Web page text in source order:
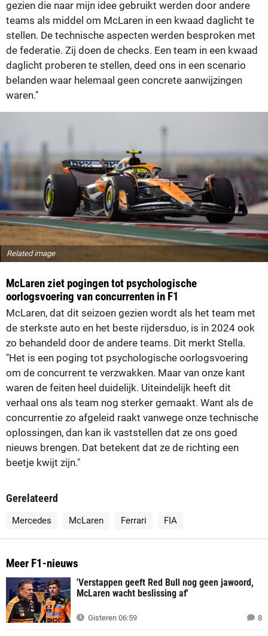
gezien die naar mijn idee gebruikt werden door andere
teams als middel om McLaren in een kwaad daglicht te
stellen. De technische aspecten werden besproken met
de federatie. Zij doen de checks. Een team in een kwaad
daglicht proberen te stellen, deed ons in een scenario
belanden waar helemaal geen concrete aanwijzingen
waren."
Related image
McLaren ziet pogingen tot psychologische
oorlogsvoering van concurrenten in F1
McLaren, dat dit seizoen gezien wordt als het team met
de sterkste auto en het beste rijdersduo, is in 2024 ook
zo behandeld door de andere teams. Dit merkt Stella.
"Het is een poging tot psychologische oorlogsvoering
om de concurrent te verzwakken. Maar van onze kant
waren de feiten heel duidelijk. Uiteindelijk heeft dit
verhaal ons als team nog sterker gemaakt. Want als de
concurrentie zo afgeleid raakt vanwege onze technische
oplossingen, dan kan ik vaststellen dat ze ons goed
nieuws brengen. Dat betekent dat ze de richting een
beetje kwijt zijn."
Gerelateerd
Mercedes McLaren Ferrari FIA
Meer F1-nieuws
'Verstappen geeft Red Bull nog geen jawoord,
McLaren wacht beslissing af'
Gisteren 06:59 8